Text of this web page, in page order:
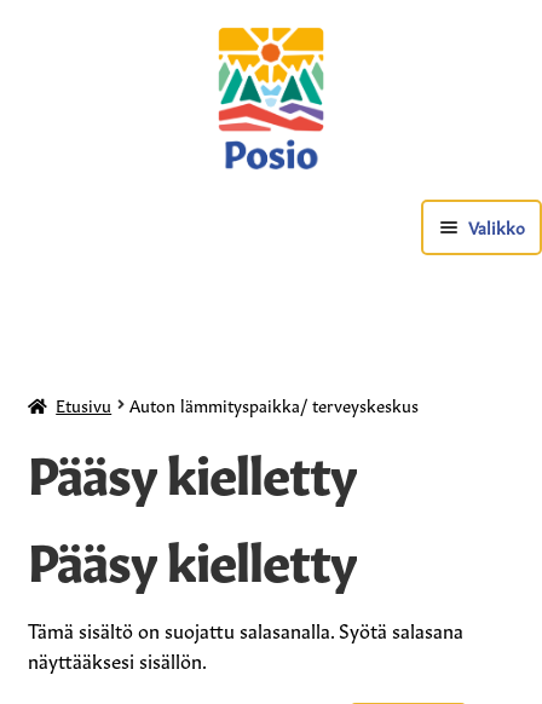
Valikko
Posio-tuotteet
Vesipisteavain
Auton lämmityspaikat
Etusivu Auton lämmityspaikka/ terveyskeskus
Pääsy kielletty
Pääsy kielletty
Tämä sisältö on suojattu salasanalla. Syötä salasana
näyttääksesi sisällön.